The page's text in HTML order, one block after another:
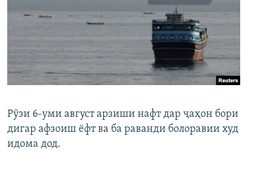
Рӯзи 6-уми август арзиши нафт дар ҷаҳон бори
дигар афзоиш ёфт ва ба раванди болоравии худ
идома дод.